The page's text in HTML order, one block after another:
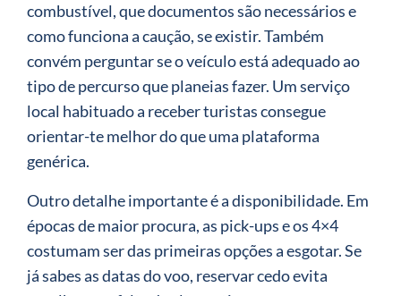
combustível, que documentos são necessários e
como funciona a caução, se existir. Também
convém perguntar se o veículo está adequado ao
tipo de percurso que planeias fazer. Um serviço
local habituado a receber turistas consegue
orientar-te melhor do que uma plataforma
genérica.
Outro detalhe importante é a disponibilidade. Em
épocas de maior procura, as pick-ups e os 4×4
costumam ser das primeiras opções a esgotar. Se
já sabes as datas do voo, reservar cedo evita